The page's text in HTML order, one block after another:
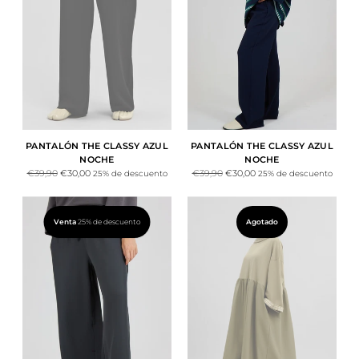
PANTALÓN THE CLASSY AZUL
NOCHE
Precio
€39,90 €30,00 25% de descuento
PANTALÓN THE CLASSY AZUL
NOCHE
Precio
€39,90 €30,00 25% de descuento
Venta25% de descuento Agotado